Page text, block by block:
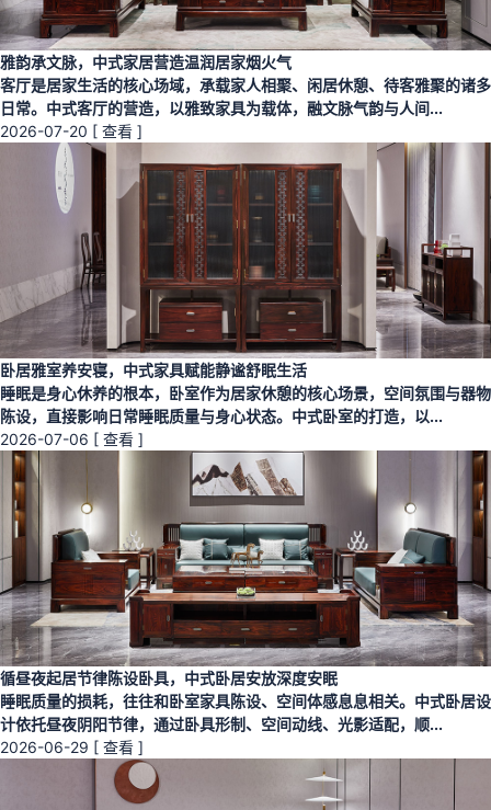
雅韵承文脉，中式家居营造温润居家烟火气
客厅是居家生活的核心场域，承载家人相聚、闲居休憩、待客雅聚的诸多
日常。中式客厅的营造，以雅致家具为载体，融文脉气韵与人间...
2026-07-20 [ 查看 ]
卧居雅室养安寝，中式家具赋能静谧舒眠生活
睡眠是身心休养的根本，卧室作为居家休憩的核心场景，空间氛围与器物
陈设，直接影响日常睡眠质量与身心状态。中式卧室的打造，以...
2026-07-06 [ 查看 ]
循昼夜起居节律陈设卧具，中式卧居安放深度安眠
睡眠质量的损耗，往往和卧室家具陈设、空间体感息息相关。中式卧居设
计依托昼夜阴阳节律，通过卧具形制、空间动线、光影适配，顺...
2026-06-29 [ 查看 ]